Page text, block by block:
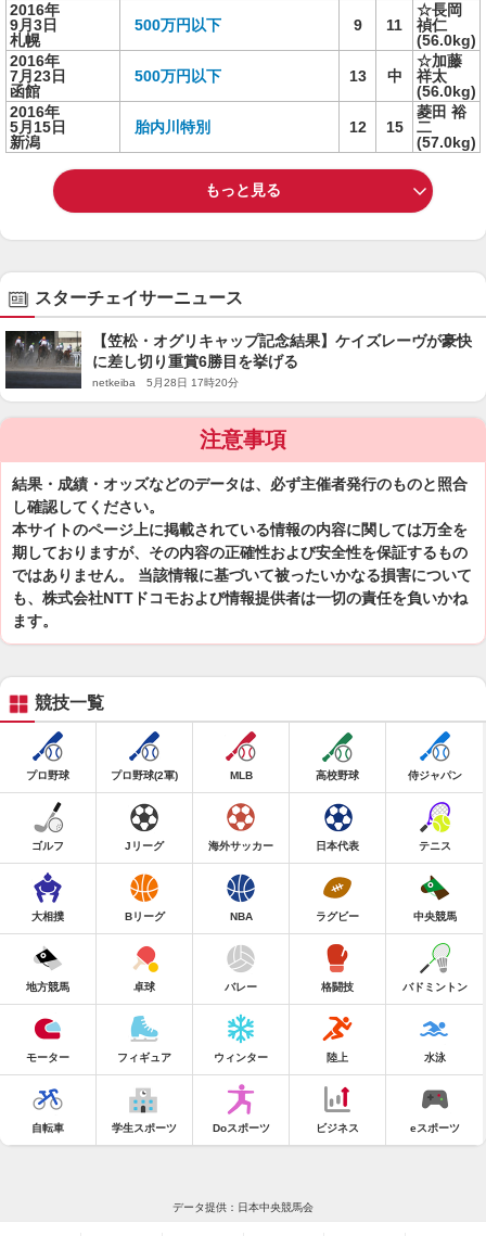
2016年
9月3日
札幌
500万円以下 9 11
☆長岡
禎仁
(56.0kg)
2016年
7月23日
函館
500万円以下 13 中
☆加藤
祥太
(56.0kg)
2016年
5月15日
新潟
胎内川特別 12 15
菱田 裕
二
(57.0kg)
もっと見る
スターチェイサーニュース
【笠松・オグリキャップ記念結果】ケイズレーヴが豪快
に差し切り重賞6勝目を挙げる
netkeiba 5月28日 17時20分
注意事項
結果・成績・オッズなどのデータは、必ず主催者発行のものと照合
し確認してください。
本サイトのページ上に掲載されている情報の内容に関しては万全を
期しておりますが、その内容の正確性および安全性を保証するもの
ではありません。 当該情報に基づいて被ったいかなる損害について
も、株式会社NTTドコモおよび情報提供者は一切の責任を負いかね
ます。
競技一覧
プロ野球 プロ野球(2軍) MLB 高校野球 侍ジャパン
ゴルフ Jリーグ 海外サッカー 日本代表 テニス
大相撲 Bリーグ NBA ラグビー 中央競馬
地方競馬 卓球 バレー 格闘技 バドミントン
モーター フィギュア ウィンター 陸上 水泳
自転車 学生スポーツ Doスポーツ ビジネス eスポーツ
データ提供：日本中央競馬会